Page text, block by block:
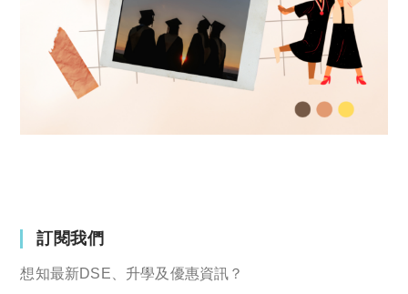
訂閱我們
想知最新DSE、升學及優惠資訊？